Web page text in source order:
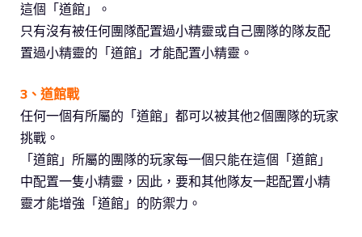
這個「道館」。
只有沒有被任何團隊配置過小精靈或自己團隊的隊友配
置過小精靈的「道館」才能配置小精靈。
3、道館戰
任何一個有所屬的「道館」都可以被其他2個團隊的玩家
挑戰。
「道館」所屬的團隊的玩家每一個只能在這個「道館」
中配置一隻小精靈，因此，要和其他隊友一起配置小精
靈才能增強「道館」的防禦力。